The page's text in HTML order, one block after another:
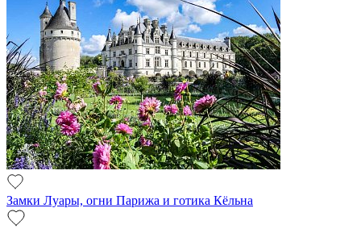
Замки Луары, огни Парижа и готика Кёльна